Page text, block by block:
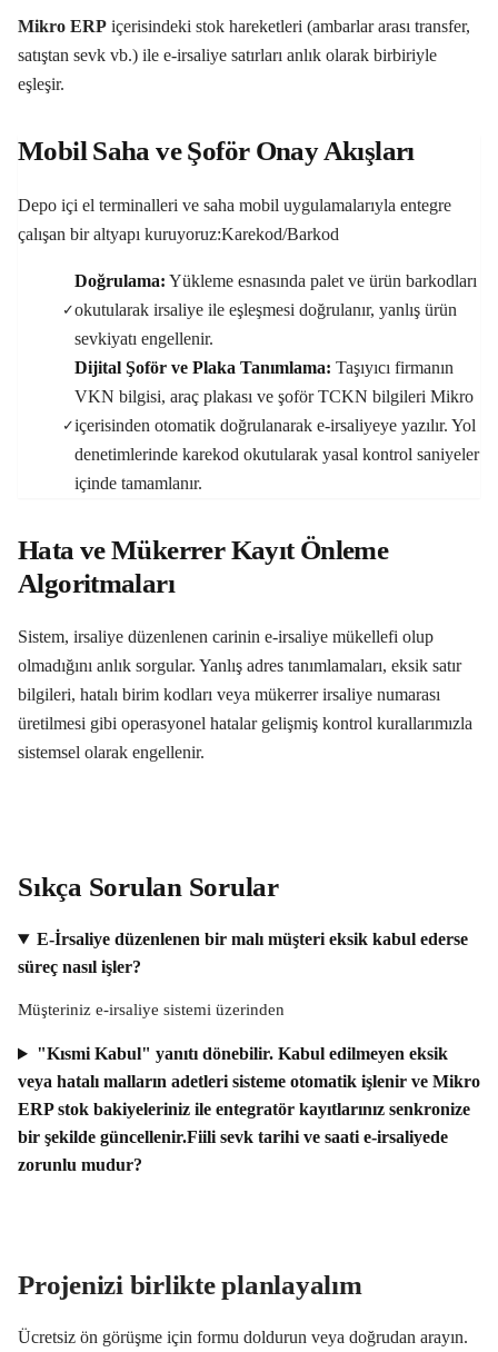
Mikro ERP içerisindeki stok hareketleri (ambarlar arası transfer,
satıştan sevk vb.) ile e-irsaliye satırları anlık olarak birbiriyle
eşleşir.
Mobil Saha ve Şoför Onay Akışları
Depo içi el terminalleri ve saha mobil uygulamalarıyla entegre
çalışan bir altyapı kuruyoruz:Karekod/Barkod
✓
Doğrulama: Yükleme esnasında palet ve ürün barkodları
okutularak irsaliye ile eşleşmesi doğrulanır, yanlış ürün
sevkiyatı engellenir.
✓
Dijital Şoför ve Plaka Tanımlama: Taşıyıcı firmanın
VKN bilgisi, araç plakası ve şoför TCKN bilgileri Mikro
içerisinden otomatik doğrulanarak e-irsaliyeye yazılır. Yol
denetimlerinde karekod okutularak yasal kontrol saniyeler
içinde tamamlanır.
Hata ve Mükerrer Kayıt Önleme
Algoritmaları
Sistem, irsaliye düzenlenen carinin e-irsaliye mükellefi olup
olmadığını anlık sorgular. Yanlış adres tanımlamaları, eksik satır
bilgileri, hatalı birim kodları veya mükerrer irsaliye numarası
üretilmesi gibi operasyonel hatalar gelişmiş kontrol kurallarımızla
sistemsel olarak engellenir.
Sıkça Sorulan Sorular
E-İrsaliye düzenlenen bir malı müşteri eksik kabul ederse
süreç nasıl işler?
Müşteriniz e-irsaliye sistemi üzerinden
"Kısmi Kabul" yanıtı dönebilir. Kabul edilmeyen eksik
veya hatalı malların adetleri sisteme otomatik işlenir ve Mikro
ERP stok bakiyeleriniz ile entegratör kayıtlarınız senkronize
bir şekilde güncellenir.Fiili sevk tarihi ve saati e-irsaliyede
zorunlu mudur?
Projenizi birlikte planlayalım
Ücretsiz ön görüşme için formu doldurun veya doğrudan arayın.